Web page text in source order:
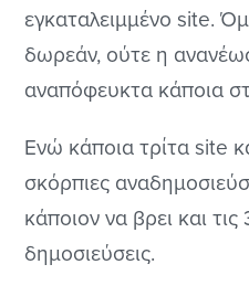
εγκαταλειμμένο site.
δωρεάν, ούτε η
αναπόφευκτα κάποια
Ενώ κάποια τρίτα site
σκόρπιες
κάποιον να βρει και
δημοσιεύσεις.